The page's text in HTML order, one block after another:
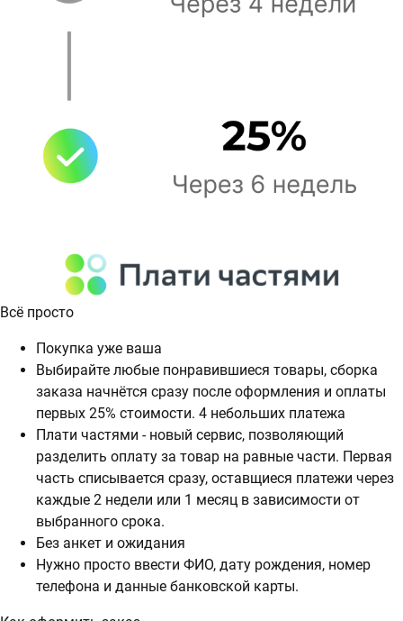
Всё просто
Покупка уже ваша
Выбирайте любые понравившиеся товары, сборка
заказа начнётся сразу после оформления и оплаты
первых 25% стоимости. 4 небольших платежа
Плати частями - новый сервис, позволяющий
разделить оплату за товар на равные части. Первая
часть списывается сразу, оставщиеся платежи через
каждые 2 недели или 1 месяц в зависимости от
выбранного срока.
Без анкет и ожидания
Нужно просто ввести ФИО, дату рождения, номер
телефона и данные банковской карты.